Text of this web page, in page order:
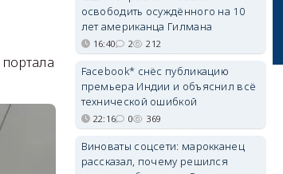
освободить осуждённого на 10
лет американца Гилмана
16:40 2 212
Facebook* снёс публикацию
премьера Индии и объяснил всё
технической ошибкой
22:16 0 369
Виноваты соцсети: марокканец
рассказал, почему решился